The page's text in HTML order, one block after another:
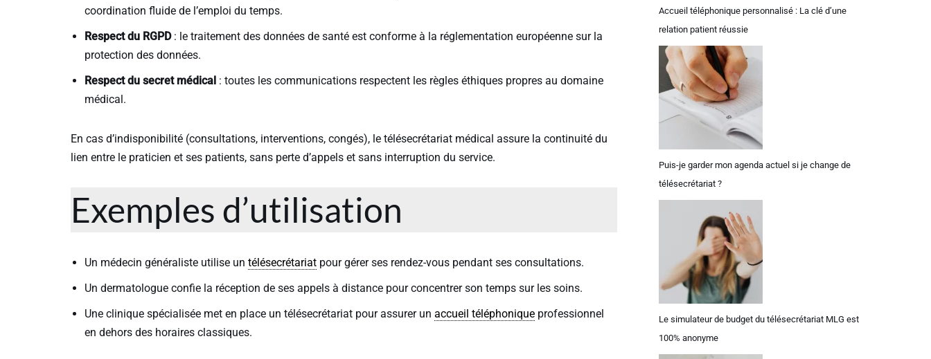
coordination fluide de l’emploi du temps.
Respect du RGPD: le traitement des données de santé est conforme à la réglementation européenne sur la
protection des données.
Respect du secret médical : toutes les communications respectent les règles éthiques propres au domaine
médical.
En cas d’indisponibilité (consultations, interventions, congés), le télésecrétariat médical assure la continuité du
lien entre le praticien et ses patients, sans perte d’appels et sans interruption du service.
Exemples d’utilisation
Un médecin généraliste utilise un télésecrétariat pour gérer ses rendez-vous pendant ses consultations.
Un dermatologue confie la réception de ses appels à distance pour concentrer son temps sur les soins.
Une clinique spécialisée met en place un télésecrétariat pour assurer un accueil téléphonique professionnel
en dehors des horaires classiques.
Accueil téléphonique personnalisé : La clé d’une
relation patient réussie
Puis-je garder mon agenda actuel si je change de
télésecrétariat ?
Le simulateur de budget du télésecrétariat MLG est
100% anonyme